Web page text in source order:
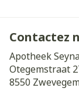
Contactez
Apotheek
Otegemstraat
8550